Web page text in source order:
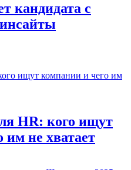
кандидата с
HR: кого ищут
им не хватает